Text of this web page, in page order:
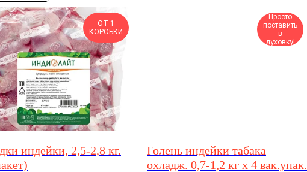
ОТ 1
КОРОБКИ
индейки, 2,5-2,8 кг.
Просто
поставить
в
духовку!
Голень индейки табака
охладж. 0,7-1,2 кг х 4 вак.упак.